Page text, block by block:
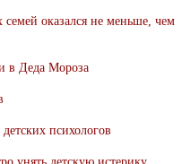
оказался не меньше, чем
в Деда Мороза
психологов
унять детскую истерику